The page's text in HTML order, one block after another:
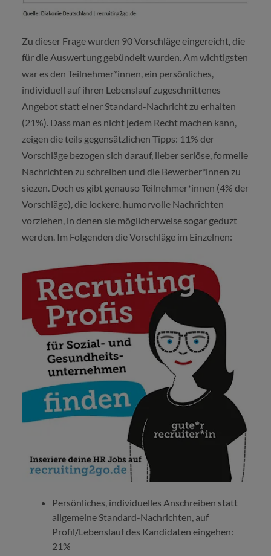
Zu dieser Frage wurden 90 Vorschläge eingereicht, die
für die Auswertung gebündelt wurden. Am wichtigsten
war es den Teilnehmer*innen, ein persönliches,
individuell auf ihren Lebenslauf zugeschnittenes
Angebot statt einer Standard-Nachricht zu erhalten
(21%). Dass man es nicht jedem Recht machen kann,
zeigen die teils gegensätzlichen Tipps: 11% der
Vorschläge bezogen sich darauf, lieber seriöse, formelle
Nachrichten zu schreiben und die Bewerber*innen zu
siezen. Doch es gibt genauso Teilnehmer*innen (4% der
Vorschläge), die lockere, humorvolle Nachrichten
vorziehen, in denen sie möglicherweise sogar geduzt
werden. Im Folgenden die Vorschläge im Einzelnen:
Persönliches, individuelles Anschreiben statt
allgemeine Standard-Nachrichten, auf
Profil/Lebenslauf des Kandidaten eingehen:
21%